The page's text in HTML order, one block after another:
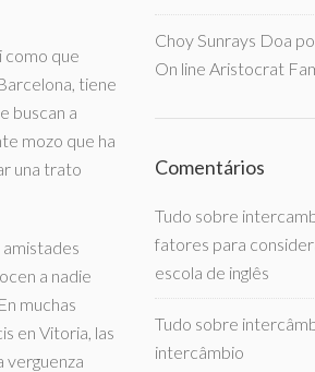
como que
tiene
buscan a
mozo que ha
una trato
a nadie
muchas
en Vitoria, las
verguenza
Choy Sunrays Doa
On line Aristocrat
Comentários
Tudo sobre
fatores para
escola de inglês
Tudo sobre
intercâmbio